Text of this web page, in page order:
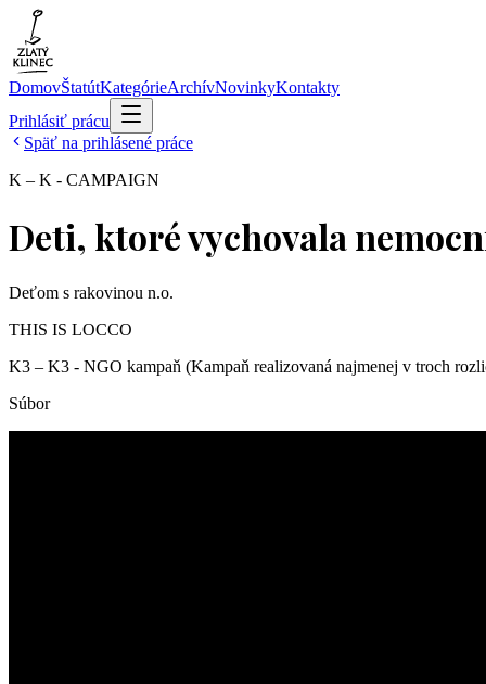
DomovŠtatútKategórieArchívNovinkyKontakty
Prihlásiť prácu
Späť na prihlásené práce
K – K - CAMPAIGN
Deti, ktoré vychovala
Deťom s rakovinou n.o.
THIS IS LOCCO
K3 – K3 - NGO kampaň (Kampaň realizovaná najmenej v troch
Súbor